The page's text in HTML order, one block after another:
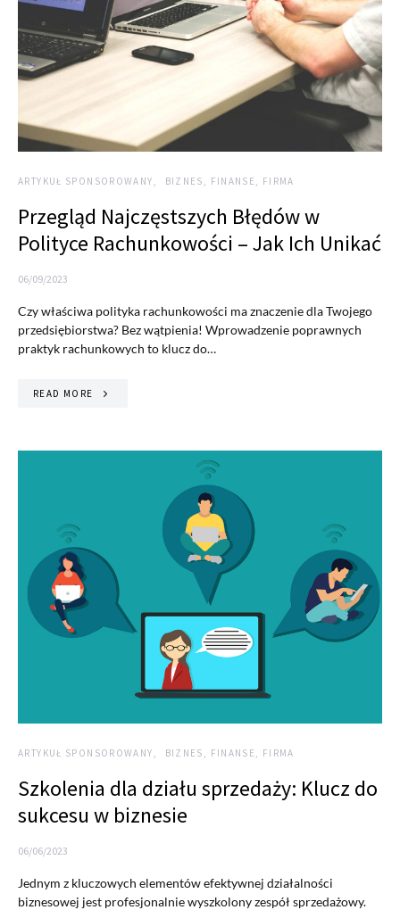
ARTYKUŁ SPONSOROWANY BIZNES, FINANSE, FIRMA
Przegląd Najczęstszych Błędów w
Polityce Rachunkowości – Jak Ich Unikać
06/09/2023
Czy właściwa polityka rachunkowości ma znaczenie dla Twojego
przedsiębiorstwa? Bez wątpienia! Wprowadzenie poprawnych
praktyk rachunkowych to klucz do…
READ MORE
ARTYKUŁ SPONSOROWANY BIZNES, FINANSE, FIRMA
Szkolenia dla działu sprzedaży: Klucz do
sukcesu w biznesie
06/06/2023
Jednym z kluczowych elementów efektywnej działalności
biznesowej jest profesjonalnie wyszkolony zespół sprzedażowy.